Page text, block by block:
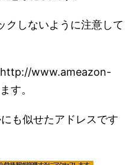
クしないように注意して
http://www.ameazon-
す。
も似せたアドレスです